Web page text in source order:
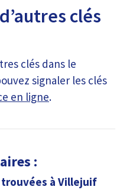
clés
clés dans le
signaler les clés
en ligne.
:
à Villejuif